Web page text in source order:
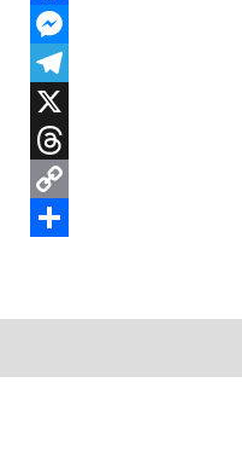
Facebook
Messenger
Telegram
X
Threads
Copy